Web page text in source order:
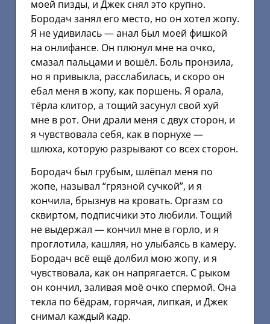
моей пизды, и Джек снял это крупно.
Бородач занял его место, но он хотел жопу.
Я не удивилась — анал был моей фишкой
на онлифансе. Он плюнул мне на очко,
смазал пальцами и вошёл. Боль пронзила,
но я привыкла, расслабилась, и скоро он
ебал меня в жопу, как поршень. Я орала,
тёрла клитор, а тощий засунул свой хуй
мне в рот. Они драли меня с двух сторон, и
я чувствовала себя, как в порнухе —
шлюха, которую разрывают со всех сторон.
Бородач был грубым, шлёпал меня по
жопе, называл “грязной сучкой”, и я
кончила, брызнув на кровать. Оргазм со
сквиртом, подписчики это любили. Тощий
не выдержал — кончил мне в горло, и я
проглотила, кашляя, но улыбаясь в камеру.
Бородач всё ещё долбил мою жопу, и я
чувствовала, как он напрягается. С рыком
он кончил, заливая моё очко спермой. Она
текла по бёдрам, горячая, липкая, и Джек
снимал каждый кадр.